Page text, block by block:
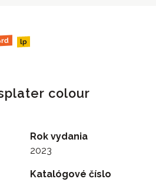
lp
colour
Rok vydania
2023
Katalógové číslo